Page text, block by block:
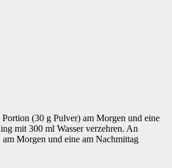
(30 g Pulver) am Morgen und eine
mit 300 ml Wasser verzehren. An
Morgen und eine am Nachmittag